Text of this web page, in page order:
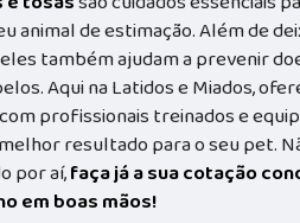
animal de estimação. Além de
também ajudam a prevenir
Aqui na Latidos e Miados,
profissionais treinados e
resultado para o seu pet.
por aí,faça já a sua cotação
em boas mãos!